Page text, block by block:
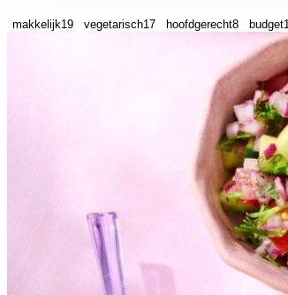
makkelijk19 vegetarisch17 hoofdgerecht8 budget1